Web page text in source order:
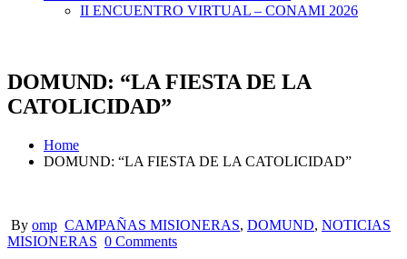
II ENCUENTRO VIRTUAL – CONAMI 2026
DOMUND: “LA FIESTA DE LA
CATOLICIDAD”
Home
DOMUND: “LA FIESTA DE LA CATOLICIDAD”
By omp CAMPAÑAS MISIONERAS, DOMUND, NOTICIAS
MISIONERAS 0 Comments